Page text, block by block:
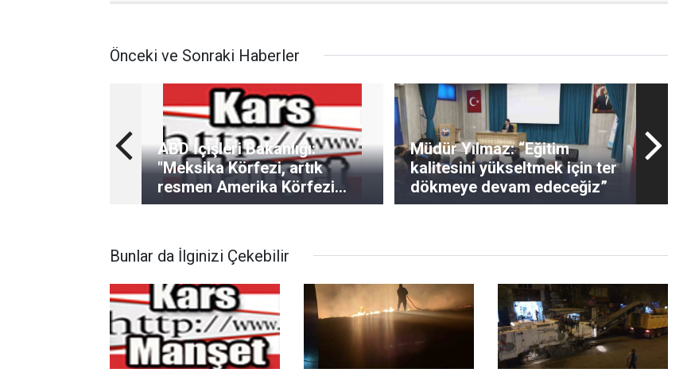
Önceki ve Sonraki Haberler
ABD İçişleri Bakanlığı:
"Meksika Körfezi, artık
resmen Amerika Körfezi
olarak anılacak"
Müdür Yılmaz: “Eğitim
kalitesini yükseltmek için ter
dökmeye devam edeceğiz”
Bunlar da İlginizi Çekebilir